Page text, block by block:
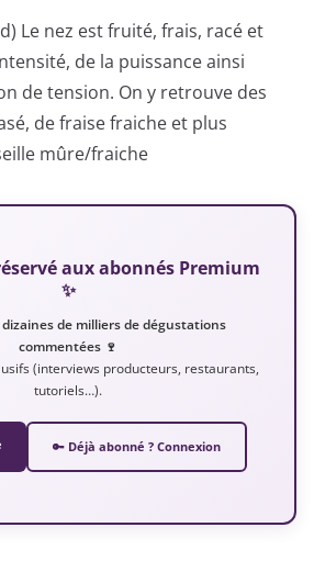
Le nez est fruité, frais, racé et
de la puissance ainsi
de tension. On y retrouve des
de fraise fraiche et plus
mûre/fraiche
aux abonnés Premium
✨
dizaines de milliers de dégustations
commentées 🍷
(interviews producteurs, restaurants,
tutoriels…).
🔑 Déjà abonné ? Connexion